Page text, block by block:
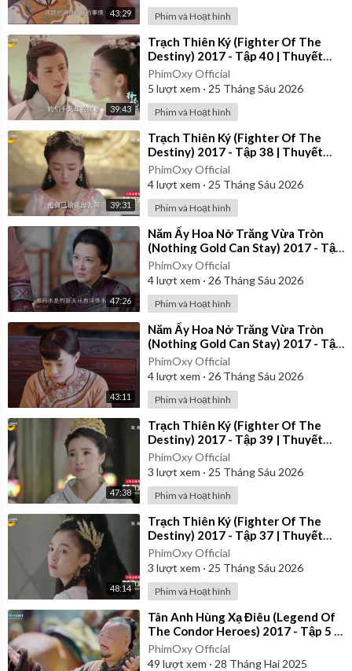
43:29 Phim và Hoạt hình
39:43
⁣Trạch Thiên Ký (Fighter Of The
Destiny) 2017 - Tập 40 | Thuyết
Minh
PhimOxy Official
5 lượt xem · 25 Tháng Sáu 2026
Phim và Hoạt hình
39:31
⁣Trạch Thiên Ký (Fighter Of The
Destiny) 2017 - Tập 38 | Thuyết
Minh
PhimOxy Official
4lượt xem · 25 Tháng Sáu 2026
Phim và Hoạt hình
47:26
⁣Năm Ấy Hoa Nở Trăng Vừa Tròn
(Nothing Gold Can Stay) 2017 - Tập
21 | Thuyết Minh
PhimOxy Official
4lượt xem · 26 Tháng Sáu 2026
Phim và Hoạt hình
43:11
⁣Năm Ấy Hoa Nở Trăng Vừa Tròn
(Nothing Gold Can Stay) 2017 - Tập
23 | Thuyết Minh
PhimOxy Official
4lượt xem · 26 Tháng Sáu 2026
Phim và Hoạt hình
47:38
⁣Trạch Thiên Ký (Fighter Of The
Destiny) 2017 - Tập 39 | Thuyết
Minh
PhimOxy Official
3 lượt xem · 25 Tháng Sáu 2026
Phim và Hoạt hình
48:14
⁣Trạch Thiên Ký (Fighter Of The
Destiny) 2017 - Tập 37 | Thuyết
Minh
PhimOxy Official
3 lượt xem · 25 Tháng Sáu 2026
Phim và Hoạt hình
⁣Tân Anh Hùng Xạ Điêu (Legend Of
The Condor Heroes) 2017 - Tập 5 |
Thuyết Minh
PhimOxy Official
49 lượt xem · 28 Tháng Hai 2025